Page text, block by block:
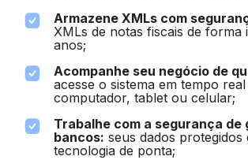
Armazene XMLs com
XMLs de notas fiscais de forma
anos;
Acompanhe seu negócio de
acesse o sistema em tempo
computador, tablet ou celular;
Trabalhe com a segurança de
bancos: seus dados protegidos
tecnologia de ponta;